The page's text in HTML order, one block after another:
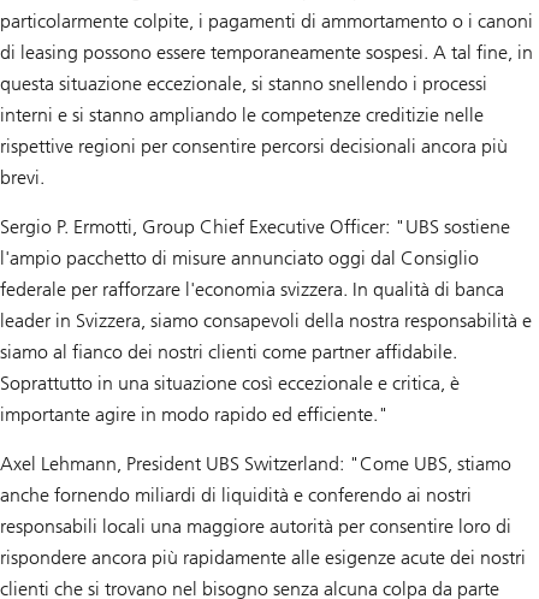
particolarmente colpite, i pagamenti di ammortamento o i canoni
di leasing possono essere temporaneamente sospesi. A tal fine, in
questa situazione eccezionale, si stanno snellendo i processi
interni e si stanno ampliando le competenze creditizie nelle
rispettive regioni per consentire percorsi decisionali ancora più
brevi.
Sergio P. Ermotti, Group Chief Executive Officer: "UBS sostiene
l'ampio pacchetto di misure annunciato oggi dal Consiglio
federale per rafforzare l'economia svizzera. In qualità di banca
leader in Svizzera, siamo consapevoli della nostra responsabilità e
siamo al fianco dei nostri clienti come partner affidabile.
Soprattutto in una situazione così eccezionale e critica, è
importante agire in modo rapido ed efficiente."
Axel Lehmann, President UBS Switzerland: "Come UBS, stiamo
anche fornendo miliardi di liquidità e conferendo ai nostri
responsabili locali una maggiore autorità per consentire loro di
rispondere ancora più rapidamente alle esigenze acute dei nostri
clienti che si trovano nel bisogno senza alcuna colpa da parte